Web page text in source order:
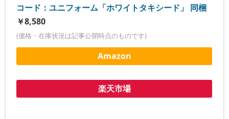
コード：ユニフォーム「ホワイトタキシード」 同梱
￥8,580
(価格・在庫状況は記事公開時点のものです)
Amazon
楽天市場